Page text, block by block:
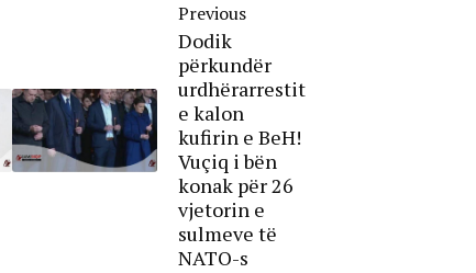
Previous
Dodik
përkundër
urdhërarrestit
e kalon
kufirin e BeH!
Vuçiq i bën
konak për 26
vjetorin e
sulmeve të
NATO-s